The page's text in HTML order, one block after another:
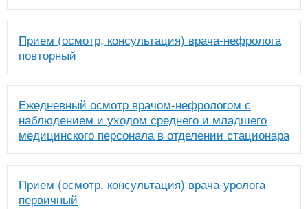
Прием (осмотр, консультация) врача-нефролога
повторный
Ежедневный осмотр врачом-нефрологом с
наблюдением и уходом среднего и младшего
медицинского персонала в отделении стационара
Прием (осмотр, консультация) врача-уролога
первичный